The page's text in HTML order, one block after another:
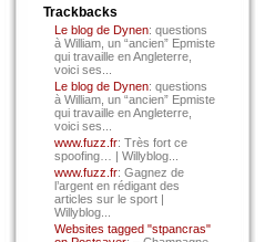
Trackbacks
Le blog de Dynen: questions
à William, un “ancien” Epmiste
qui travaille en Angleterre,
voici ses...
Le blog de Dynen: questions
à William, un “ancien” Epmiste
qui travaille en Angleterre,
voici ses...
www.fuzz.fr: Très fort ce
spoofing… | Willyblog...
www.fuzz.fr: Gagnez de
l’argent en rédigant des
articles sur le sport |
Willyblog...
Websites tagged "stpancras"